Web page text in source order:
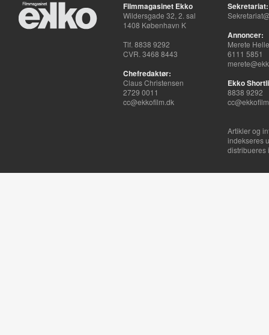
Filmmagasinet Ekko
Wildersgade 32, 2. sal
1408 København K
Tlf. 8838 9292
CVR. 3468 8443
Chefredaktør:
Claus Christensen
2729 0011
cc@ekkofilm.dk
Sekretariat:
Annoncer:
Merete
6111 5851
Ekko
8838 9292
Artikler og
indekseres
distribueres